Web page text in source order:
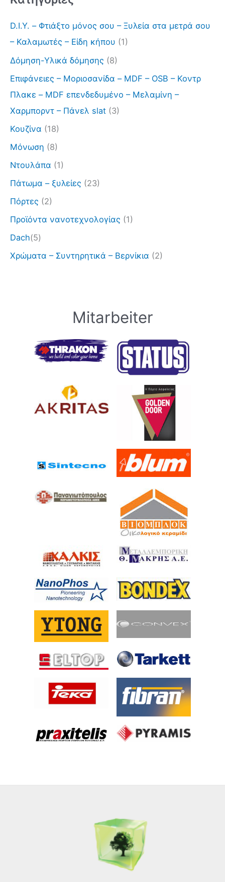
D.I.Y. – Φτιάξτο μόνος σου – Ξυλεία στα μετρά σου
– Καλαμωτές – Είδη κήπου (1)
Δόμηση-Υλικά δόμησης (8)
Επιφάνειες – Μοριοσανίδα – MDF – OSB – Κοντρ
Πλακε – MDF επενδεδυμένο – Μελαμίνη –
Χαρμπορντ – Πάνελ slat (3)
Κουζίνα (18)
Μόνωση (8)
Ντουλάπα (1)
Πάτωμα – ξυλείες (23)
Πόρτες (2)
Προϊόντα νανοτεχνολογίας (1)
Dach(5)
Χρώματα – Συντηρητικά – Βερνίκια (2)
Mitarbeiter